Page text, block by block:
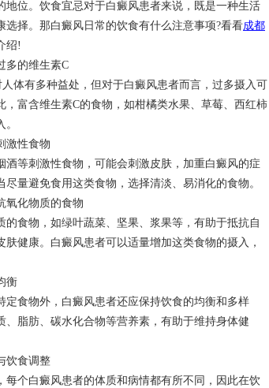
地位。饮食宜忌对于白癜风患者来说，既是一种生活
选择。那白癜风日常的饮食有什么注意事项?看看成都
绍!
的维生素C
有多种益处，但对于白癜风患者而言，过多摄入可
，富含维生素C的食物，如柑橘类水果、草莓、西红柿
性食物
等刺激性食物，可能会刺激皮肤，加重白癜风的症
尽量避免食用这类食物，选择清淡、易消化的食物。
化物质的食物
食物，如绿叶蔬菜、坚果、浆果等，有助于抵抗自
肤健康。白癜风患者可以适量增加这类食物的摄入，
衡
食物外，白癜风患者还应保持饮食的均衡和多样
、脂肪、碳水化合物等营养素，有助于维持身体健
食调整
个白癜风患者的体质和病情都有所不同，因此在饮